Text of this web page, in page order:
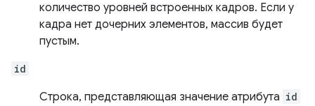
количество уровней встроенных кадров. Если у
кадра нет дочерних элементов, массив будет
пустым.
id
Строка, представляющая значение атрибута id